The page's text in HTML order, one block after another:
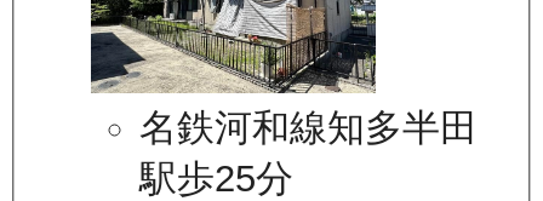
名鉄河和線知多半田
駅歩25分